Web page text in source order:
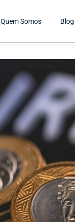
Quem Somos Blog